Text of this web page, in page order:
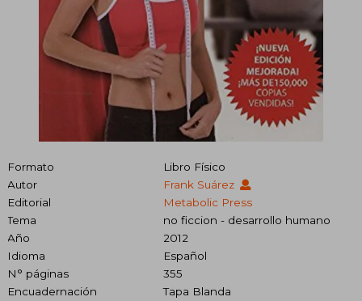
Formato
Libro Físico
Autor
Frank Suárez
Editorial
Metabolic Press
Tema
no ficcion - desarrollo humano
Año
2012
Idioma
Español
N° páginas
355
Encuadernación
Tapa Blanda